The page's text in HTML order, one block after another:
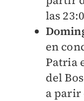
las
en
Patria
del
a parir